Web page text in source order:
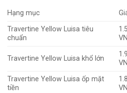
Hạng mục
Travertine Yellow Luisa tiêu
chuẩn
Travertine Yellow Luisa khổ lớn
Travertine Yellow Luisa ốp mặt
tiền